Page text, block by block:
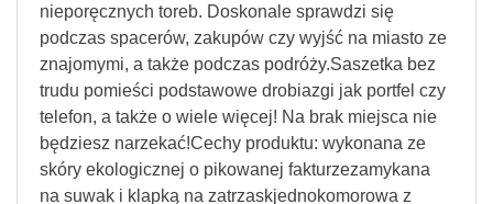
nieporęcznych toreb. Doskonale sprawdzi się
podczas spacerów, zakupów czy wyjść na miasto ze
znajomymi, a także podczas podróży.Saszetka bez
trudu pomieści podstawowe drobiazgi jak portfel czy
telefon, a także o wiele więcej! Na brak miejsca nie
będziesz narzekać!Cechy produktu: wykonana ze
skóry ekologicznej o pikowanej fakturzezamykana
na suwak i klapką na zatrzaskjednokomorowa z